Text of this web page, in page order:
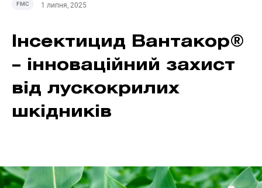
FMC 1 липня, 2025
Інсектицид Вантакор®
– інноваційний захист
від лускокрилих
шкідників